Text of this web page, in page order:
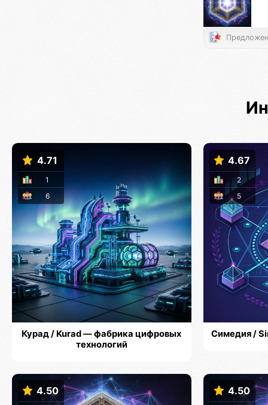
4.71
6
1
Курад / Kurad — фабрика цифровых
технологий
4.67
5
2
Симедия /
4.50 4.50